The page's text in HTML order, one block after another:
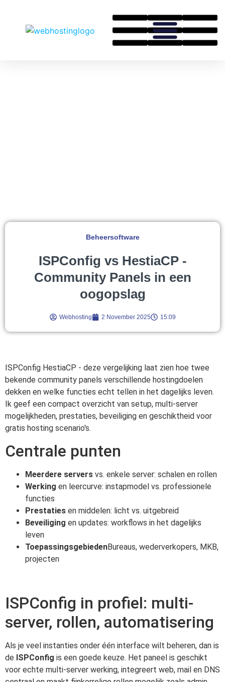
Beheersoftware
ISPConfig vs HestiaCP -
Community Panels in een
oogopslag
Webhosting 2 November 2025 15:09
ISPConfig HestiaCP - deze vergelijking laat zien hoe twee
bekende community panels verschillende hostingdoelen
dekken en welke functies echt tellen in het dagelijks leven.
Ik geef een compact overzicht van setup, multi-server
mogelijkheden, prestaties, beveiliging en geschiktheid voor
gratis hosting scenario's.
Centrale punten
Meerdere servers vs. enkele server: schalen en rollen
Werking en leercurve: instapmodel vs. professionele
functies
Prestaties en middelen: licht vs. uitgebreid
Beveiliging en updates: workflows in het dagelijks
leven
ToepassingsgebiedenBureaus, wederverkopers, MKB,
projecten
ISPConfig in profiel: multi-
server, rollen, automatisering
Als je veel instanties onder één interface wilt beheren, dan is
de ISPConfig is een goede keuze. Het paneel is geschikt
voor echte multi-server werking, integreert web, mail en DNS